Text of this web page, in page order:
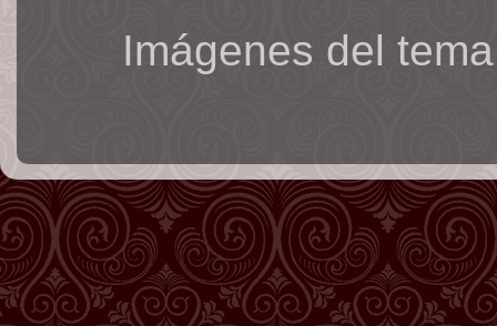
Imágenes del